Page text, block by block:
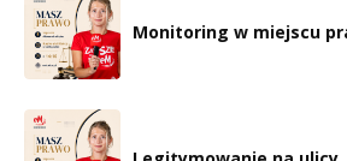
Monitoring w miejscu